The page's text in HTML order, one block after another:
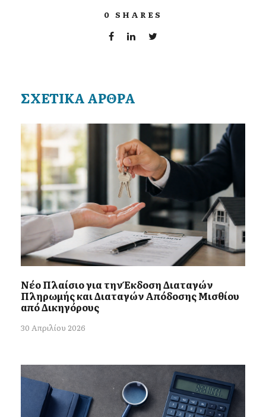
0 SHARES
ΣΧΕΤΙΚΑ ΑΡΘΡΑ
Νέο Πλαίσιο για την Έκδοση Διαταγών
Πληρωμής και Διαταγών Απόδοσης Μισθίου
από Δικηγόρους
30 Απριλίου 2026